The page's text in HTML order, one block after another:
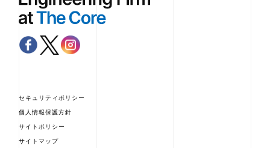
セキュリティポリシー
個人情報保護方針
サイトポリシー
サイトマップ